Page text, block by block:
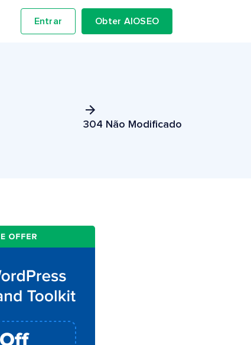
Entrar Obter AIOSEO
304 Não Modificado